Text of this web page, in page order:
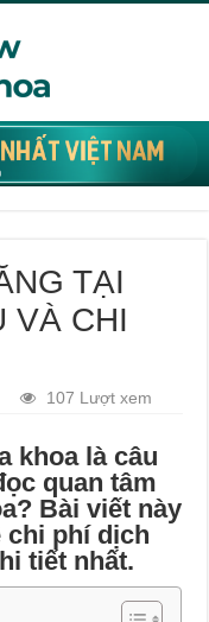
TẠI
VÀ CHI
107 Lượt xem
khoa là câu
quan tâm
Bài viết này
chi phí dịch
tiết nhất.